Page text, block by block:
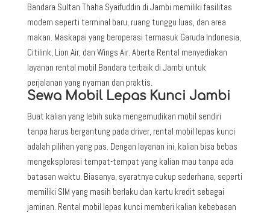
Bandara Sultan Thaha Syaifuddin di Jambi memiliki fasilitas
modern seperti terminal baru, ruang tunggu luas, dan area
makan. Maskapai yang beroperasi termasuk Garuda Indonesia,
Citilink, Lion Air, dan Wings Air. Aberta Rental menyediakan
layanan rental mobil Bandara terbaik di Jambi untuk
perjalanan yang nyaman dan praktis.
Sewa Mobil Lepas Kunci Jambi
Buat kalian yang lebih suka mengemudikan mobil sendiri
tanpa harus bergantung pada driver, rental mobil lepas kunci
adalah pilihan yang pas. Dengan layanan ini, kalian bisa bebas
mengeksplorasi tempat-tempat yang kalian mau tanpa ada
batasan waktu. Biasanya, syaratnya cukup sederhana, seperti
memiliki SIM yang masih berlaku dan kartu kredit sebagai
jaminan. Rental mobil lepas kunci memberi kalian kebebasan